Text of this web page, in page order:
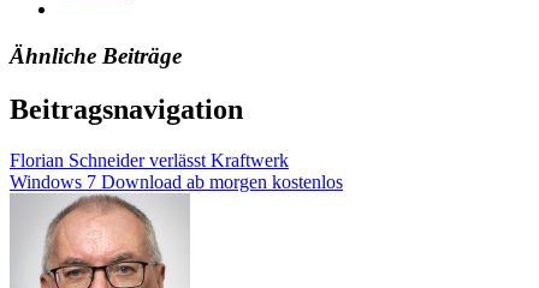
Ähnliche Beiträge
Beitragsnavigation
Florian Schneider verlässt Kraftwerk
Windows 7 Download ab morgen kostenlos